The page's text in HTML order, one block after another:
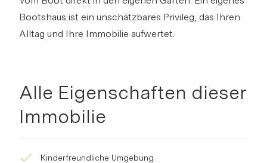
Bootshaus ist ein unschätzbares Privileg, das Ihren
Alltag und Ihre Immobilie aufwertet.
Alle Eigenschaften dieser
Immobilie
Kinderfreundliche Umgebung